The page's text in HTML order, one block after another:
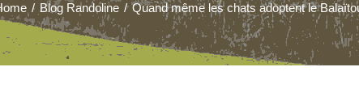
/ Blog Randoline / Quand même les chats adoptent le